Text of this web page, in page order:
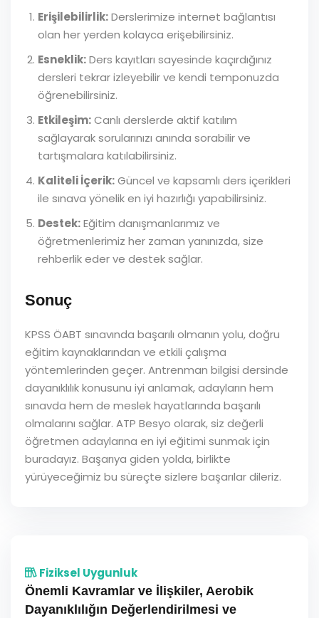
Erişilebilirlik:Derslerimize internet bağlantısı
olan her yerden kolayca erişebilirsiniz.
Esneklik:Ders kayıtları sayesinde kaçırdığınız
dersleri tekrar izleyebilir ve kendi temponuzda
öğrenebilirsiniz.
Etkileşim:Canlı derslerde aktif katılım
sağlayarak sorularınızı anında sorabilir ve
tartışmalara katılabilirsiniz.
Kaliteli İçerik:Güncel ve kapsamlı ders içerikleri
ile sınava yönelik en iyi hazırlığı yapabilirsiniz.
Destek:Eğitim danışmanlarımız ve
öğretmenlerimiz her zaman yanınızda, size
rehberlik eder ve destek sağlar.
Sonuç
KPSS ÖABT sınavında başarılı olmanın yolu, doğru
eğitim kaynaklarından ve etkili çalışma
yöntemlerinden geçer. Antrenman bilgisi dersinde
dayanıklılık konusunu iyi anlamak, adayların hem
sınavda hem de meslek hayatlarında başarılı
olmalarını sağlar. ATP Besyo olarak, siz değerli
öğretmen adaylarına en iyi eğitimi sunmak için
buradayız. Başarıya giden yolda, birlikte
yürüyeceğimiz bu süreçte sizlere başarılar dileriz.
Fiziksel Uygunluk
Önemli Kavramlar ve İlişkiler, Aerobik
Dayanıklılığın Değerlendirilmesi ve